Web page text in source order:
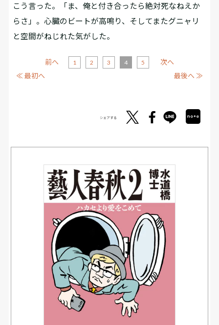
こう言った。「ま、俺と付き合ったら絶対死なねえか
らさ」。心臓のビートが高鳴り、そしてまたグニャリ
と空間がねじれた気がした。
≪ 最初へ
前へ 1 2 3 4 5
次へ
最後へ ≫
シェアする